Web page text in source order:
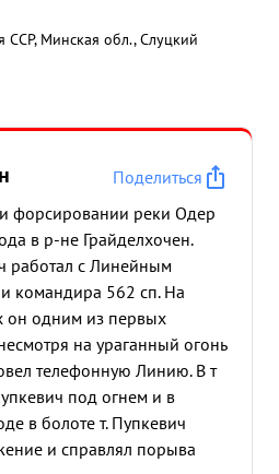
ССР, Минская обл., Слуцкий
Поделиться
форсировании реки Одер
в р-не Грайделхочен.
работал с Линейным
командира 562 сп. На
он одним из первых
на ураганный огонь
телефонную Линию. В т
под огнем и в
в болоте т. Пупкевич
и справлял порыва